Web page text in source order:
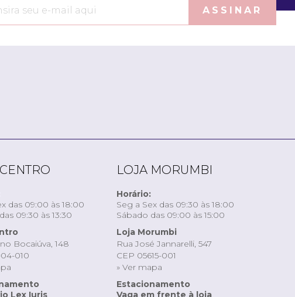
ASSINAR
das 09:00 às 18:00
09:30 às 13:30
Bocaiúva, 148
010
Lex Iuris
LOJA MORUMBI
Horário:
Seg a Sex das 09:30 às 18:00
Sábado das 09:00 às 15:00
Loja Morumbi
Rua José Jannarelli, 547
CEP 05615-001
» Ver mapa
Estacionamento
Vaga em frente à loja